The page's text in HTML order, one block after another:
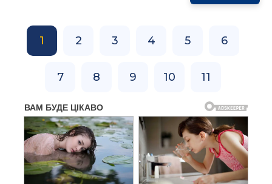
1 2 3 4 5 6
7 8 9 10 11